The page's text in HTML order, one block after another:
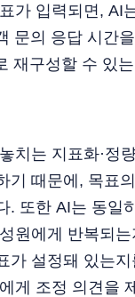
가 입력되면, AI
문의 응답 시간
재구성할 수 있
치는 지표화·정
기 때문에, 목표
. 또한 AI는 동일
원에게 반복되
가 설정돼 있는
게 조정 의견을